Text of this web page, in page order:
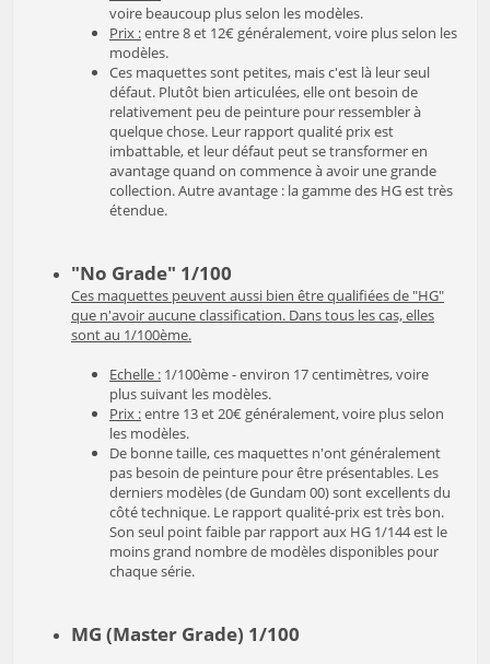
voire beaucoup plus selon les modèles.
Prix :entre 8 et 12€ généralement, voire plus selon les
modèles.
Ces maquettes sont petites, mais c'est là leur seul
défaut. Plutôt bien articulées, elle ont besoin de
relativement peu de peinture pour ressembler à
quelque chose. Leur rapport qualité prix est
imbattable, et leur défaut peut se transformer en
avantage quand on commence à avoir une grande
collection. Autre avantage : la gamme des HG est très
étendue.
"No Grade" 1/100
Ces maquettes peuvent aussi bien être qualifiées de "HG"
que n'avoir aucune classification. Dans tous les cas, elles
sont au 1/100ème.
Echelle : 1/100ème - environ 17 centimètres, voire
plus suivant les modèles.
Prix :entre 13 et 20€ généralement, voire plus selon
les modèles.
De bonne taille, ces maquettes n'ont généralement
pas besoin de peinture pour être présentables. Les
derniers modèles (de Gundam 00) sont excellents du
côté technique. Le rapport qualité-prix est très bon.
Son seul point faible par rapport aux HG 1/144 est le
moins grand nombre de modèles disponibles pour
chaque série.
MG (Master Grade) 1/100